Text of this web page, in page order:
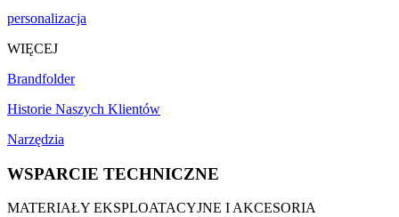
personalizacja
WIĘCEJ
Brandfolder
Historie Naszych Klientów
Narzędzia
WSPARCIE TECHNICZNE
MATERIAŁY EKSPLOATACYJNE I AKCESORIA